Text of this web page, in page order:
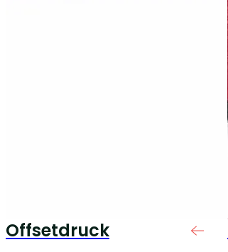
Offsetdruck